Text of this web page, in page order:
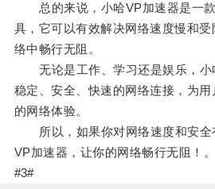
总的来说，小哈VP加速器是一款
具，它可以有效解决网络速度慢和
络中畅行无阻。
无论是工作、学习还是娱乐，小
稳定、安全、快速的网络连接，为
的网络体验。
所以，如果你对网络速度和安全
VP加速器，让你的网络畅行无阻！。
#3#